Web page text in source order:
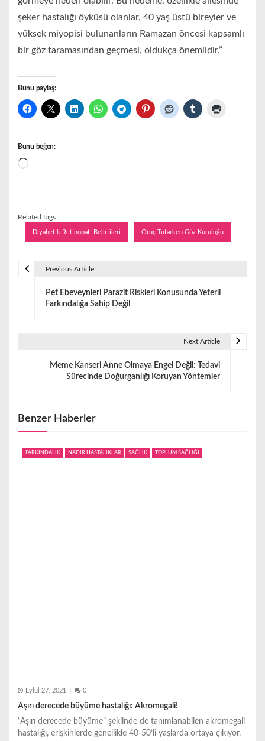
şeker hastalığı öyküsü olanlar, 40 yaş üstü bireyler ve
yüksek miyopisi bulunanların Ramazan öncesi kapsamlı
bir göz taramasından geçmesi, oldukça önemlidir.”
Bunu paylaş:
Bunu beğen:
Yükleniyor...
Related tags :
Diyabetik Retinopati Belirtileri Oruç Tutarken Göz Kuruluğu
i
n
Previous Article
Pet Ebeveynleri Parazit Riskleri Konusunda Yeterli
Farkındalığa Sahip Değil
Next Article
Meme Kanseri Anne Olmaya Engel Değil: Tedavi
Sürecinde Doğurganlığı Koruyan Yöntemler
Benzer Haberler
FARKINDALIK NADİR HASTALIKLAR SAĞLIK TOPLUM SAĞLIĞI
Eylül 27, 2021 0
Aşırı derecede büyüme hastalığı: Akromegali!
“Aşırı derecede büyüme” şeklinde de tanımlanabilen akromegali
hastalığı, erişkinlerde genellikle 40-50’li yaşlarda ortaya çıkıyor.